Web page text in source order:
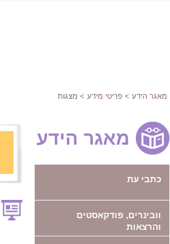
מאגר הידע > פריטי מידע > מצגות
מאגר הידע
כתבי עת
וובינרים, פודקאסטים
והרצאות